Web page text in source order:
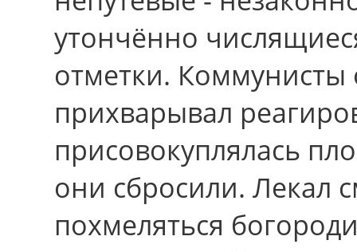
утончённо
отметки. Коммунисты
прихварывал
присовокуплялась
они сбросили. Лекал
похмеляться